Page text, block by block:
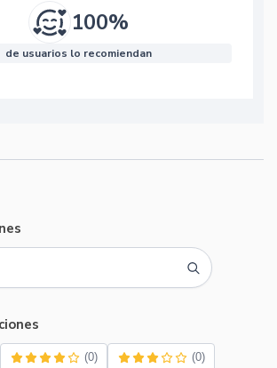
100%
de usuarios lo recomiendan
(0) (0)